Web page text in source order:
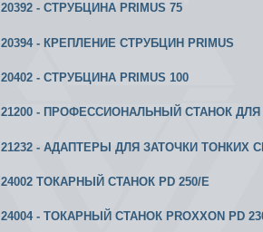
20392 - СТРУБЦИНА PRIMUS 75
20394 - КРЕПЛЕНИЕ СТРУБЦИН PRIMUS
20402 - СТРУБЦИНА PRIMUS 100
21200 - ПРОФЕССИОНАЛЬНЫЙ СТАНОК ДЛЯ
21232 - АДАПТЕРЫ ДЛЯ ЗАТОЧКИ ТОНКИХ
24002 ТОКАРНЫЙ СТАНОК PD 250/E
24004 - ТОКАРНЫЙ СТАНОК PROXXON PD